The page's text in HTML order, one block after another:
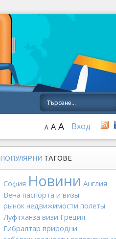
Вход
A A A
ПОПУЛЯРНИ ТАГОВЕ
София Новини Англия
Вена паспорта и визы
рынок недвижимости полеты
Луфтханза визи Греция
Гибралтар природни